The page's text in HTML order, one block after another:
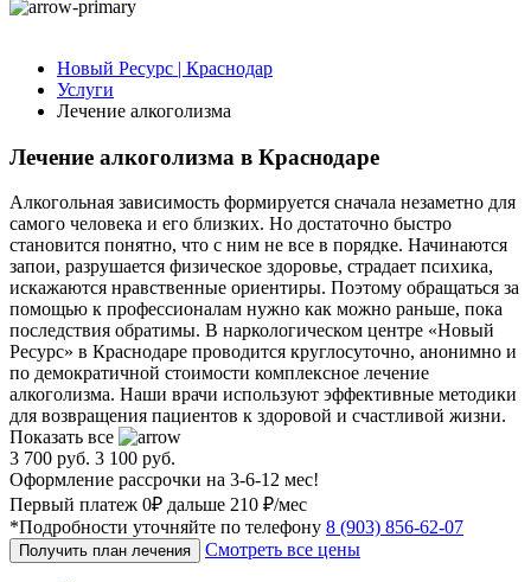
Новый Ресурс | Краснодар
Услуги
Лечение алкоголизма
Лечение алкоголизма в Краснодаре
Алкогольная зависимость формируется сначала незаметно для
самого человека и его близких. Но достаточно быстро
становится понятно, что с ним не все в порядке. Начинаются
запои, разрушается физическое здоровье, страдает психика,
искажаются нравственные ориентиры. Поэтому обращаться за
помощью к профессионалам нужно как можно раньше, пока
последствия обратимы. В наркологическом центре «Новый
Ресурс» в Краснодаре проводится круглосуточно, анонимно и
по демократичной стоимости комплексное лечение
алкоголизма. Наши врачи используют эффективные методики
для возвращения пациентов к здоровой и счастливой жизни.
Показать все
3 700 руб. 3 100 руб.
Оформление рассрочки на 3-6-12 мес!
Первый платеж 0₽ дальше 210 ₽/мес
*Подробности уточняйте по телефону 8 (903) 856-62-07
Получить план лечения Смотреть все цены